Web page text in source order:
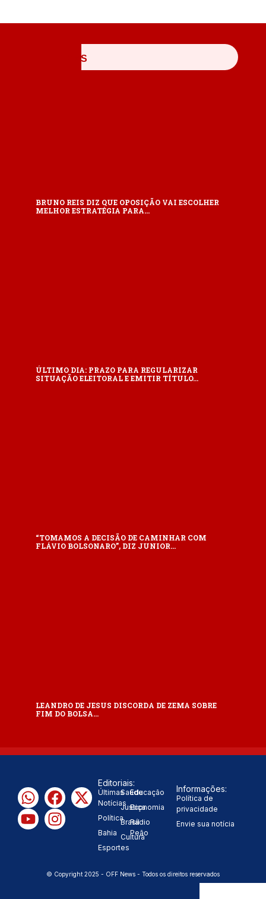
ÚLTIMAS
BRUNO REIS DIZ QUE OPOSIÇÃO VAI ESCOLHER
MELHOR ESTRATÉGIA PARA…
ÚLTIMO DIA: PRAZO PARA REGULARIZAR
SITUAÇÃO ELEITORAL E EMITIR TÍTULO…
“TOMAMOS A DECISÃO DE CAMINHAR COM
FLÁVIO BOLSONARO”, DIZ JUNIOR…
LEANDRO DE JESUS DISCORDA DE ZEMA SOBRE
FIM DO BOLSA…
Editoriais:
Últimas
Notícias
Política
Bahia
Esportes
Saúde
Justiça
Brasil
Cultura
Educação
Economia
Rádio
Peão
Informações:
Política de
privacidade
Envie sua notícia
© Copyright 2025 - OFF News - Todos os direitos reservados